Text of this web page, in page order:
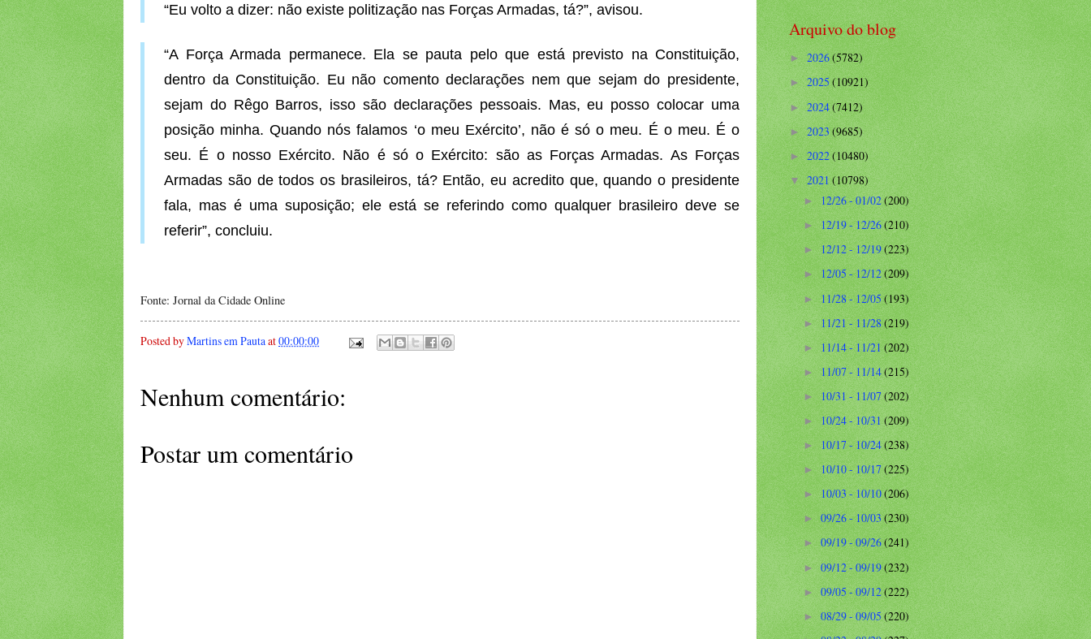
“Eu volto a dizer: não existe politização nas Forças Armadas, tá?”, avisou.
“A Força Armada permanece. Ela se pauta pelo que está previsto na Constituição,
dentro da Constituição. Eu não comento declarações nem que sejam do presidente,
sejam do Rêgo Barros, isso são declarações pessoais. Mas, eu posso colocar uma
posição minha. Quando nós falamos ‘o meu Exército’, não é só o meu. É o meu. É o
seu. É o nosso Exército. Não é só o Exército: são as Forças Armadas. As Forças
Armadas são de todos os brasileiros, tá? Então, eu acredito que, quando o presidente
fala, mas é uma suposição; ele está se referindo como qualquer brasileiro deve se
referir”, concluiu.
Fonte: Jornal da Cidade Online
Posted byMartins em Pautaat00:00:00
Nenhum comentário:
Postar um comentário
Arquivo do blog
► 2026(5782)
►2025(10921)
►2024(7412)
►2023(9685)
►2022(10480)
▼2021(10798)
►12/26 - 01/02(200)
►12/19 - 12/26(210)
►12/12 - 12/19(223)
► 12/05 - 12/12(209)
►11/28 - 12/05(193)
►11/21 - 11/28(219)
►11/14 - 11/21(202)
►11/07 - 11/14(215)
►10/31 - 11/07(202)
►10/24 - 10/31(209)
►10/17 - 10/24(238)
►10/10 - 10/17(225)
►10/03 - 10/10(206)
► 09/26 - 10/03(230)
►09/19 - 09/26(241)
►09/12 - 09/19(232)
►09/05 - 09/12(222)
►08/29 - 09/05(220)